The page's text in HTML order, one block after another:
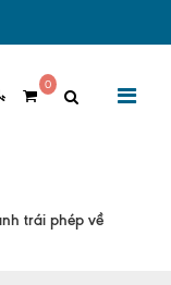
0
trái phép về